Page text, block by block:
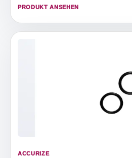
PRODUKT ANSEHEN
ACCURIZE